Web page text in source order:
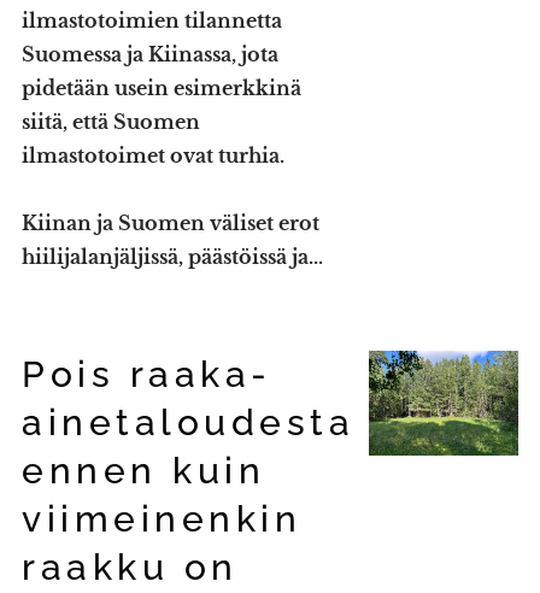
ilmastotoimien tilannetta
Suomessa ja Kiinassa, jota
pidetään usein esimerkkinä
siitä, että Suomen
ilmastotoimet ovat turhia.
Kiinan ja Suomen väliset erot
hiilijalanjäljissä, päästöissä ja...
Pois raaka-
ainetaloudesta
ennen kuin
viimeinenkin
raakku on